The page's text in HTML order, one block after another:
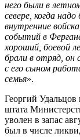
него были в
севере, когда
внутренние
событий в
хороший, боевой
брали в отряд, он
с его сыном
семья».
Георгий
штата
уволен в запас
был в числе